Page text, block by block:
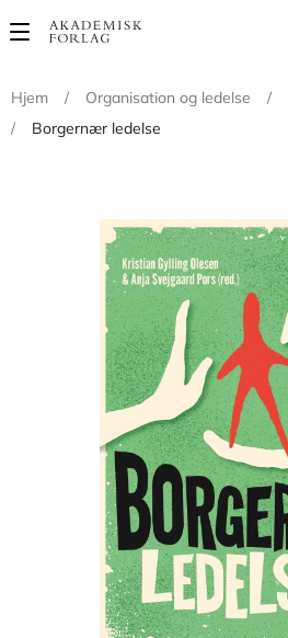
Main
Hjem
/ Organisation og ledelse /
/
Borgernær ledelse